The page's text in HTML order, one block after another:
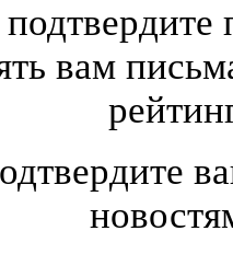
вам